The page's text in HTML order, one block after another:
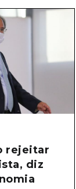
rejeitar
diz